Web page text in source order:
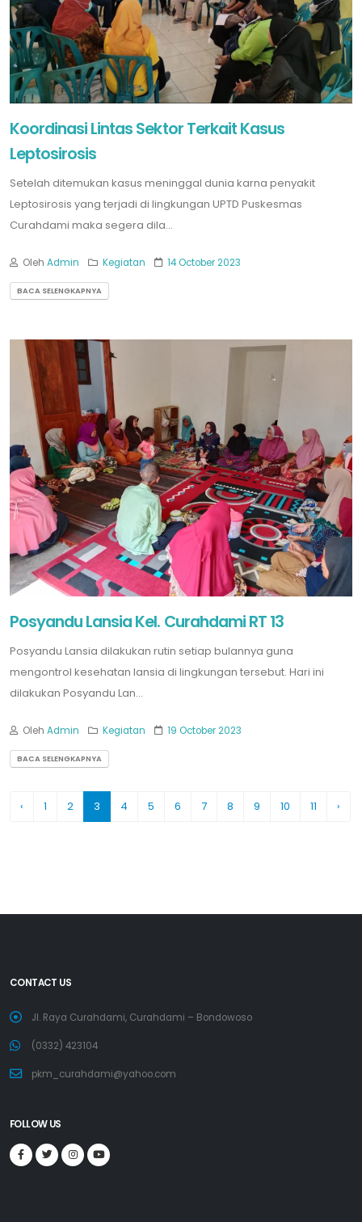
Koordinasi Lintas Sektor Terkait Kasus
Leptosirosis
Setelah ditemukan kasus meninggal dunia karna penyakit
Leptosirosis yang terjadi di lingkungan UPTD Puskesmas
Curahdami maka segera dila...
Oleh Admin Kegiatan 14 October 2023
BACA SELENGKAPNYA
Posyandu Lansia Kel. Curahdami RT 13
Posyandu Lansia dilakukan rutin setiap bulannya guna
mengontrol kesehatan lansia di lingkungan tersebut. Hari ini
dilakukan Posyandu Lan...
Oleh Admin Kegiatan 19 October 2023
BACA SELENGKAPNYA
‹ 1 2 3 4 5 6 7 8 9 10 11 ›
CONTACT US
Jl. Raya Curahdami, Curahdami – Bondowoso
(0332) 423104
pkm_curahdami@yahoo.com
FOLLOW US